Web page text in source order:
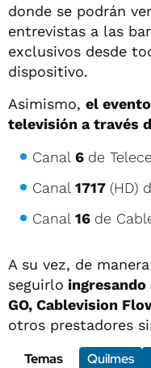
donde se podrán
entrevistas a las
exclusivos desde
dispositivo.
Asimismo, el
televisión a través
Canal 6 de
Canal 1717 (HD)
Canal 16 de
A su vez, de
seguirlo ingresando
GO, Cablevision
otros prestadores
Temas
Quilmes